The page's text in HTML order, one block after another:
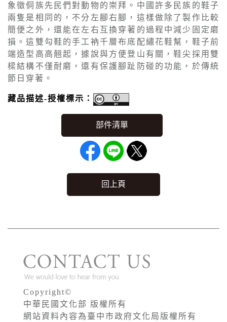
象徵侗族先民們對動物的崇拜。中國許多民族的鞋子
兩隻是相同的，不分左腳右腳，這樣做除了製作比較
簡便之外，還能在左右互換穿著的過程中減少固定磨
損。這雙勾鞋的手工衲千層布底配繡花鞋幫，鞋子前
端造型高高翹起，據說與方便登山有關，鞋尖採用雙
樑結構不僅耐磨，還有保護腳趾防碰的功能，於傳統
節日穿著。
藏品描述-授權標示：
回上頁
Copyright©
中華民國文化部 版權所有
網站資料內容為臺中市政府文化局版權所有